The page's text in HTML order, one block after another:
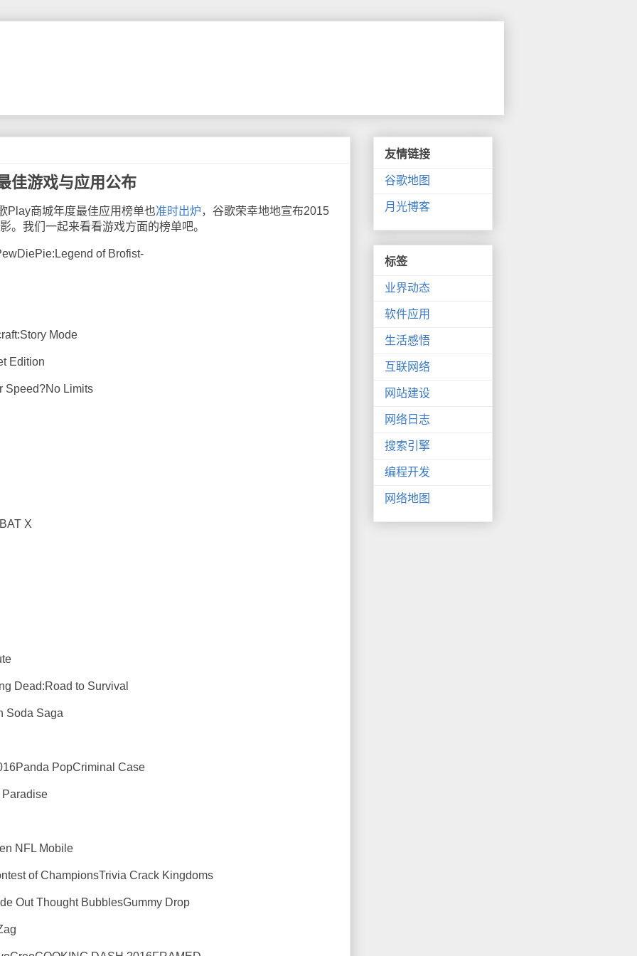
佳游戏与应用公布
商城年度最佳应用榜单也准时出炉，谷歌荣幸地地宣布2015
。我们一起来看看游戏方面的榜单吧。
of Brofist-
Mode
Edition
Limits
X
to Survival
Saga
PopCriminal Case
NFL Mobile
of ChampionsTrivia Crack Kingdoms
Thought BubblesGummy Drop
友情链接
谷歌地图
月光博客
标签
业界动态
软件应用
生活感悟
互联网络
网站建设
网络日志
搜索引擎
编程开发
网络地图